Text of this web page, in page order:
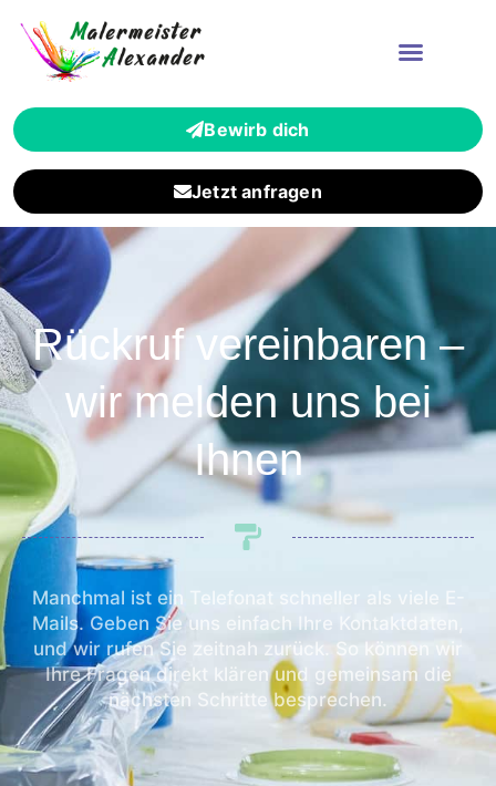
Bewirb dich
Jetzt anfragen
Rückruf vereinbaren –
wir melden uns bei
Ihnen
Manchmal ist ein Telefonat schneller als viele E-
Mails. Geben Sie uns einfach Ihre Kontaktdaten,
und wir rufen Sie zeitnah zurück. So können wir
Ihre Fragen direkt klären und gemeinsam die
nächsten Schritte besprechen.